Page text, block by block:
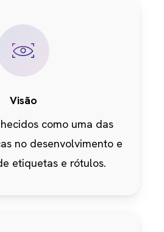
Visão
como uma das
no desenvolvimento e
etiquetas e rótulos.